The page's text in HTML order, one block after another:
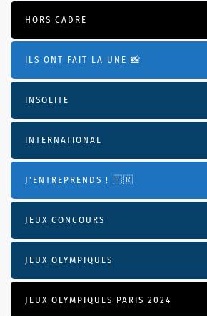
HORS CADRE
ILS ONT FAIT LA UNE 📸
INSOLITE
INTERNATIONAL
J'ENTREPRENDS ! 🇫🇷
JEUX CONCOURS
JEUX OLYMPIQUES
JEUX OLYMPIQUES PARIS 2024